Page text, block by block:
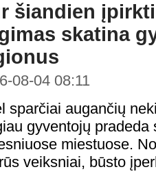
šiandien
skatina
08-04 08:11
sparčiai augančių
gyventojų pradeda
miestuose.
veiksniai, būsto